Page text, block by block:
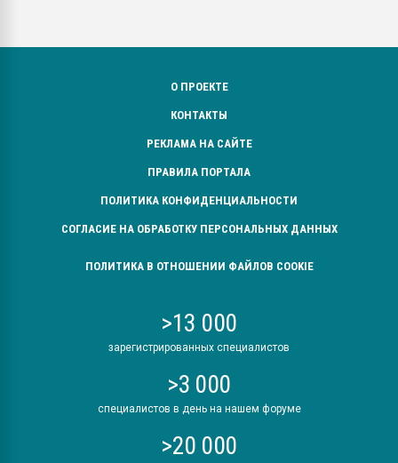
О ПРОЕКТЕ
КОНТАКТЫ
РЕКЛАМА НА САЙТЕ
ПРАВИЛА ПОРТАЛА
ПОЛИТИКА КОНФИДЕНЦИАЛЬНОСТИ
СОГЛАСИЕ НА ОБРАБОТКУ ПЕРСОНАЛЬНЫХ ДАННЫХ
ПОЛИТИКА В ОТНОШЕНИИ ФАЙЛОВ COOKIE
>13 000
зарегистрированных специалистов
>3 000
специалистов в день на нашем форуме
>20 000